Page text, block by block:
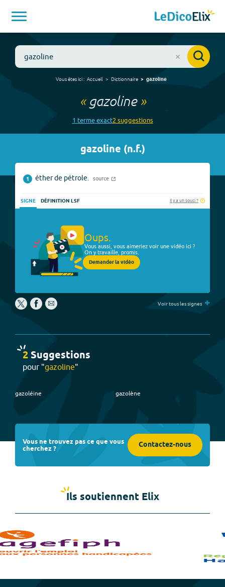
Vous êtes ici : Accueil Dictionnaire gazoline
« gazoline»
1 termeexact2 suggestions
gazoline (n.f.)
1 éther de pétrole. source
SIGNE DÉFINITION LSF Il y a un souci ?
Oups.
Vous aussi, vous aimeriez voir une vidéo ici ?
On y travaille, promis.
Demander la vidéo
Voir tous les signes +
2Suggestions
pour "gazoline"
gazoléine gazolène
Vous ne trouvez pas ce que vous
cherchez ? Contactez-nous
Ils soutiennent Elix